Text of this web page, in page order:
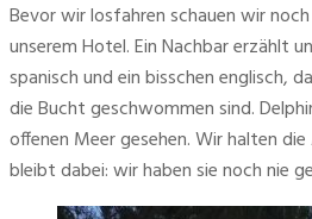
Bevor wir losfahren schauen wir
unserem Hotel. Ein Nachbar erzählt
spanisch und ein bisschen englisch,
die Bucht geschwommen sind.
offenen Meer gesehen. Wir halten
bleibt dabei: wir haben sie noch nie